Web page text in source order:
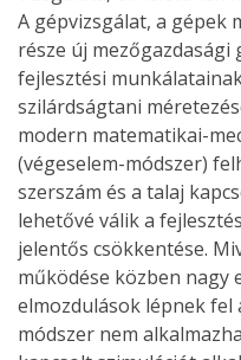
A gépvizsgálat, a gépek
része új mezőgazdasági
fejlesztési
szilárdságtani
modern matematikai-
(végeselem-módszer)
szerszám és a talaj
lehetővé válik a
jelentős csökkentése.
működése közben nagy
elmozdulások lépnek fel
módszer nem